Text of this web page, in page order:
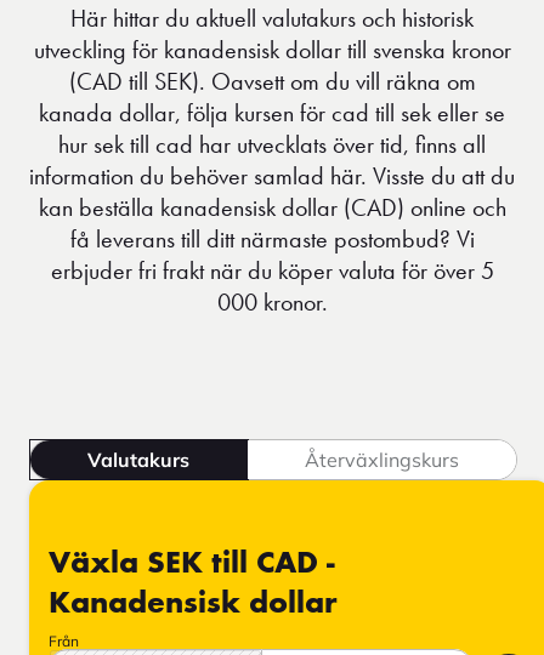
Här hittar du aktuell valutakurs och historisk
utveckling för kanadensisk dollar till svenska kronor
(CAD till SEK). Oavsett om du vill räkna om
kanada dollar, följa kursen för cad till sek eller se
hur sek till cad har utvecklats över tid, finns all
information du behöver samlad här. Visste du att du
kan beställa kanadensisk dollar (CAD) online och
få leverans till ditt närmaste postombud? Vi
erbjuder fri frakt när du köper valuta för över 5
000 kronor.
Valutakurs Återväxlingskurs
Växla SEK till CAD -
Kanadensisk dollar
Från